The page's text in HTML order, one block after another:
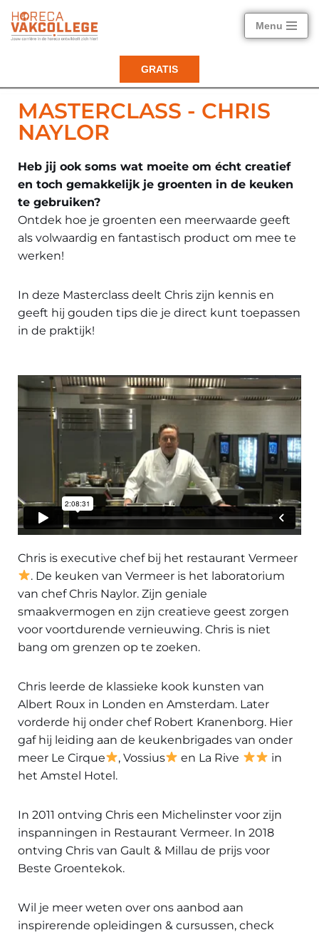
Ga
inhoud
Menu
GRATIS
MASTERCLASS - CHRIS
NAYLOR
Heb jij ook soms wat moeite om écht creatief
en toch gemakkelijk je groenten in de keuken
te gebruiken?
Ontdek hoe je groenten een meerwaarde geeft
als volwaardig en fantastisch product om mee te
werken!
In deze Masterclass deelt Chris zijn kennis en
geeft hij gouden tips die je direct kunt toepassen
in de praktijk!
Chris is executive chef bij het restaurant Vermeer
. De keuken van Vermeer is het laboratorium
van chef Chris Naylor. Zijn geniale
smaakvermogen en zijn creatieve geest zorgen
voor voortdurende vernieuwing. Chris is niet
bang om grenzen op te zoeken.
Chris leerde de klassieke kook kunsten van
Albert Roux in Londen en Amsterdam. Later
vorderde hij onder chef Robert Kranenborg. Hier
gaf hij leiding aan de keukenbrigades van onder
meer Le Cirque
, Vossius en La Rive
in
het Amstel Hotel.
In 2011 ontving Chris een Michelinster voor zijn
inspanningen in Restaurant Vermeer. In 2018
ontving Chris van Gault & Millau de prijs voor
Beste Groentekok.
Wil je meer weten over ons aanbod aan
inspirerende opleidingen & cursussen, check